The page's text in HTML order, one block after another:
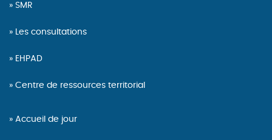
SMR
Les consultations
EHPAD
Centre de ressources territorial
Accueil de jour